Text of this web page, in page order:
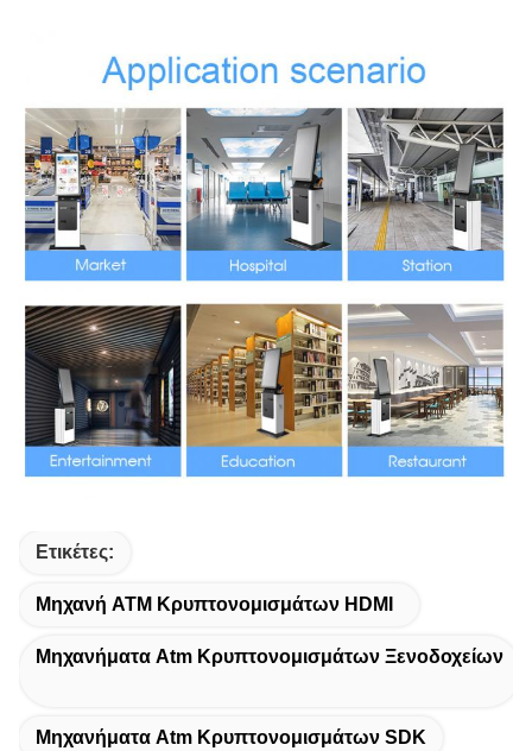
Ετικέτες:
Μηχανή ATM Κρυπτονομισμάτων HDMI
Μηχανήματα Atm Κρυπτονομισμάτων Ξενοδοχείων
Μηχανήματα Atm Κρυπτονομισμάτων SDK